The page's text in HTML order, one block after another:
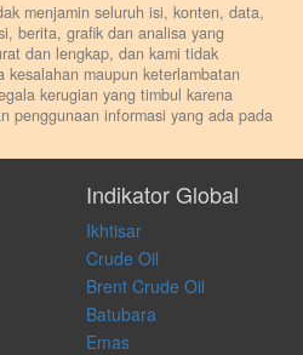
menjamin seluruh isi, konten, data,
berita, grafik dan analisa yang
dan lengkap, dan kami tidak
maupun keterlambatan
kerugian yang timbul karena
penggunaan informasi yang ada pada
saran, rekomendasi untuk
aktivitas lain yang terkait dengan
dan kami tidak bertanggung jawab
dalam kondisi dan situasi
langsung maupun tidak
ini.
Indikator Global
Ikhtisar
Crude Oil
Brent Crude Oil
Batubara
Emas